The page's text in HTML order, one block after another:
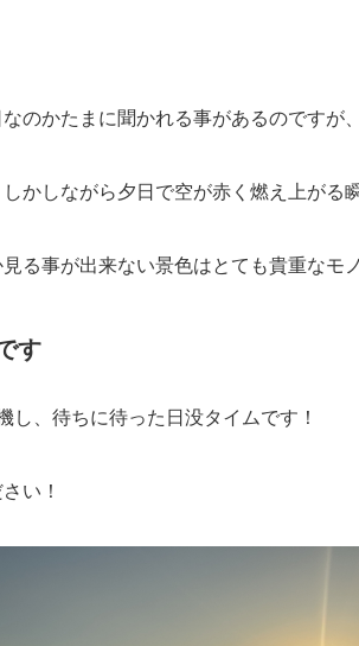
のかたまに聞かれる事があるのです
かしながら夕日で空が赤く燃え上がる
る事が出来ない景色はとても貴重な
す
し、待ちに待った日没タイムです！
い！